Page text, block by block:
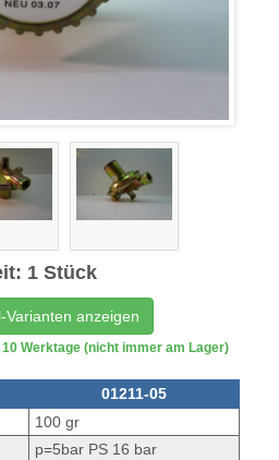
1 Stück
Varianten anzeigen
Werktage (nicht immer am Lager)
01211-05
100 gr
p=5bar PS 16 bar